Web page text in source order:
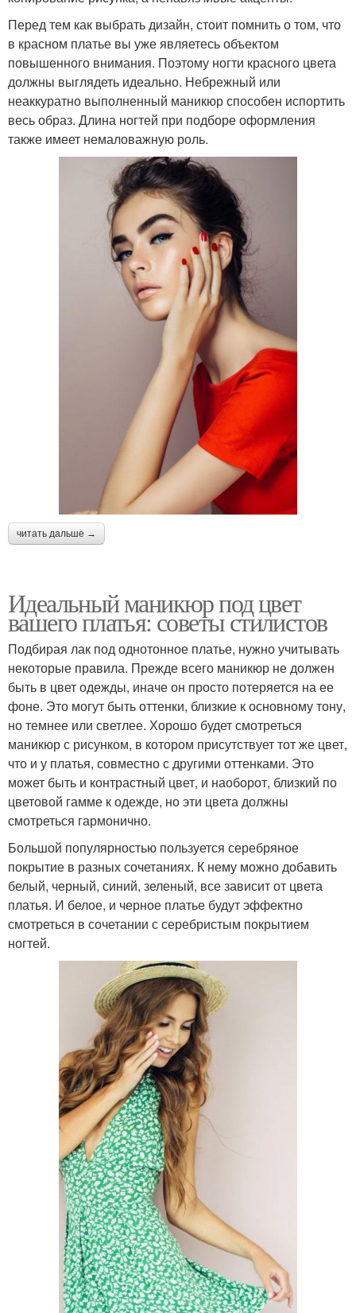
Перед тем как выбрать дизайн, стоит помнить о том, что
в красном платье вы уже являетесь объектом
повышенного внимания. Поэтому ногти красного цвета
должны выглядеть идеально. Небрежный или
неаккуратно выполненный маникюр способен испортить
весь образ. Длина ногтей при подборе оформления
также имеет немаловажную роль.
читать дальше →
Идеальный маникюр под цвет
вашего платья: советы стилистов
Подбирая лак под однотонное платье, нужно учитывать
некоторые правила. Прежде всего маникюр не должен
быть в цвет одежды, иначе он просто потеряется на ее
фоне. Это могут быть оттенки, близкие к основному тону,
но темнее или светлее. Хорошо будет смотреться
маникюр с рисунком, в котором присутствует тот же цвет,
что и у платья, совместно с другими оттенками. Это
может быть и контрастный цвет, и наоборот, близкий по
цветовой гамме к одежде, но эти цвета должны
смотреться гармонично.
Большой популярностью пользуется серебряное
покрытие в разных сочетаниях. К нему можно добавить
белый, черный, синий, зеленый, все зависит от цвета
платья. И белое, и черное платье будут эффектно
смотреться в сочетании с серебристым покрытием
ногтей.